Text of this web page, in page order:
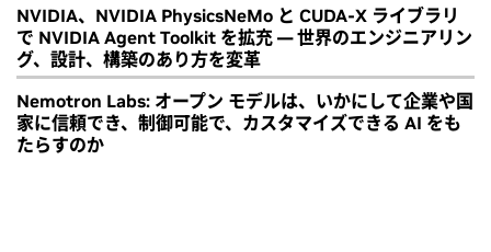
NVIDIA、NVIDIA PhysicsNeMo と CUDA-X ライブラリ
で NVIDIA Agent Toolkit を拡充 ― 世界のエンジニアリン
グ、設計、構築のあり方を変革
Nemotron Labs: オープン モデルは、いかにして企業や国
家に信頼でき、制御可能で、カスタマイズできる AI をも
たらすのか